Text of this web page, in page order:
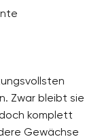
Zwar bleibt sie
komplett
Gewächse